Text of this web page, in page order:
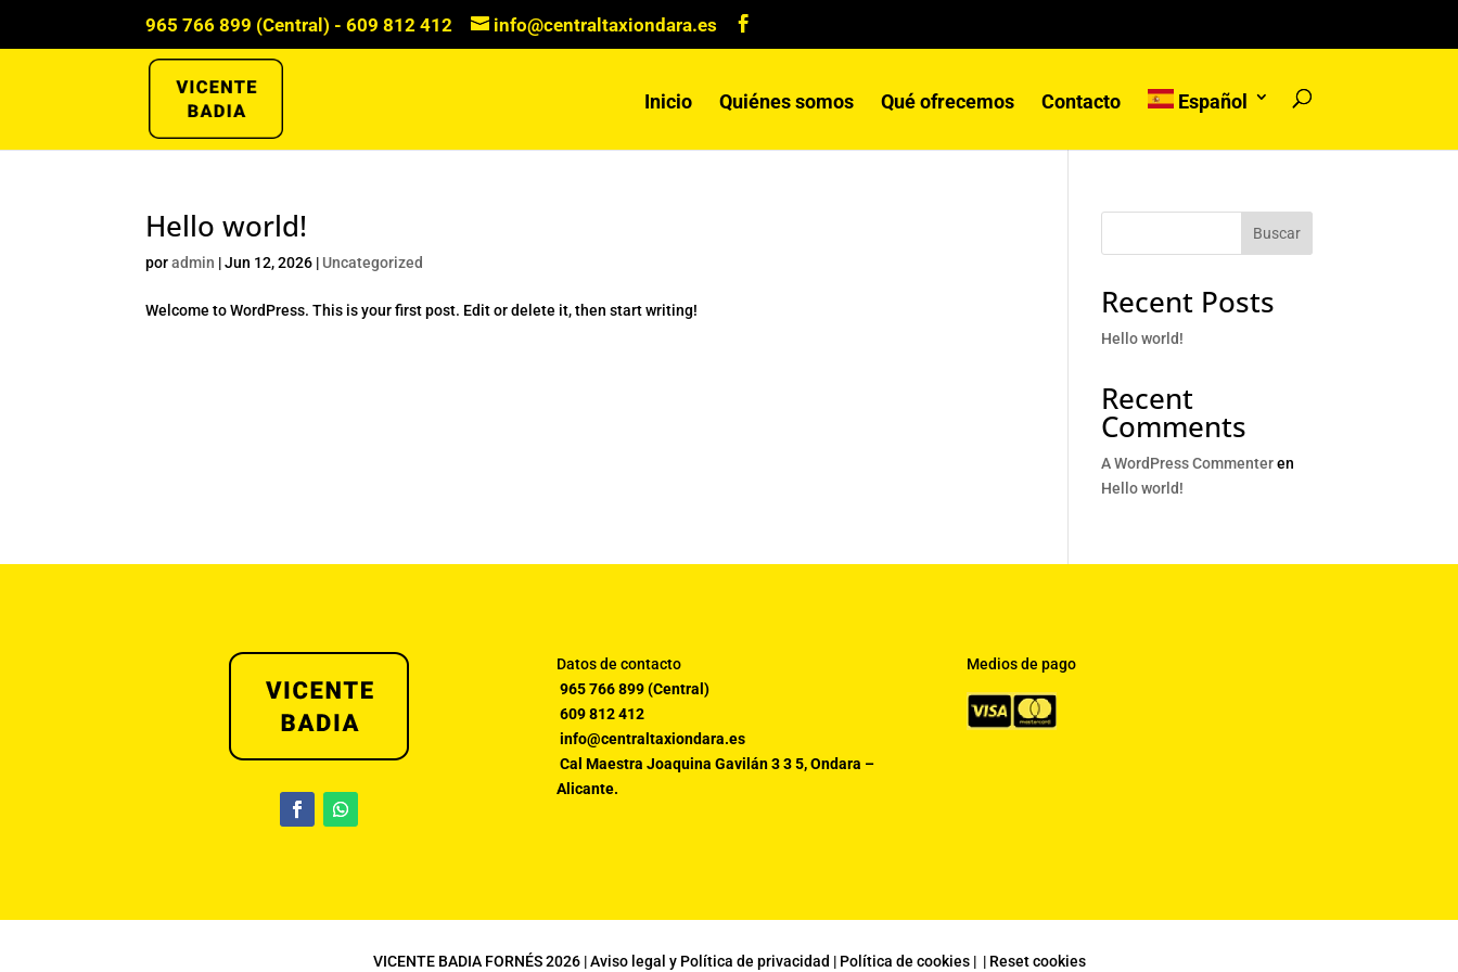
965 766 899 (Central) - 609 812 412 info@centraltaxiondara.es
Inicio Quiénes somos Qué ofrecemos Contacto Español
Hello world!
poradmin |Jun 12, 2026 | Uncategorized
Welcome to WordPress. This is your first post. Edit or delete it, then start writing!
Buscar
Recent Posts
Hello world!
Recent
Comments
A WordPress Commenteren
Hello world!
Datos de contacto
965 766 899 (Central)
609 812 412
info@centraltaxiondara.es
Cal Maestra Joaquina Gavilán 3 3 5, Ondara –
Alicante.
Medios de pago
VICENTE BADIA FORNÉS2026|Aviso legal y Política de privacidad | Política de cookies| | Reset cookies